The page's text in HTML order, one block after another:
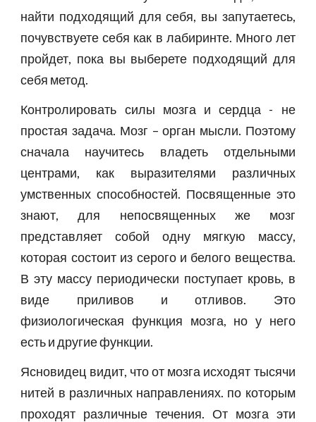
найти подходящий для себя, вы запутаетесь,
почувствуете себя как в лабиринте. Много лет
пройдет, пока вы выберете подходящий для
себя метод.
Контролировать силы мозга и сердца - не
простая задача. Мозг – орган мысли. Поэтому
сначала научитесь владеть отдельными
центрами, как выразителями различных
умственных способностей. Посвященные это
знают, для непосвященных же мозг
представляет собой одну мягкую массу,
которая состоит из серого и белого вещества.
В эту массу периодически поступает кровь, в
виде приливов и отливов. Это
физиологическая функция мозга, но у него
есть и другие функции.
Ясновидец видит, что от мозга исходят тысячи
нитей в различных направлениях. по которым
проходят различные течения. От мозга эти